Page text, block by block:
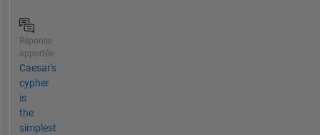
Réponse
apportée
Caesar's
cypher
is
the
simplest